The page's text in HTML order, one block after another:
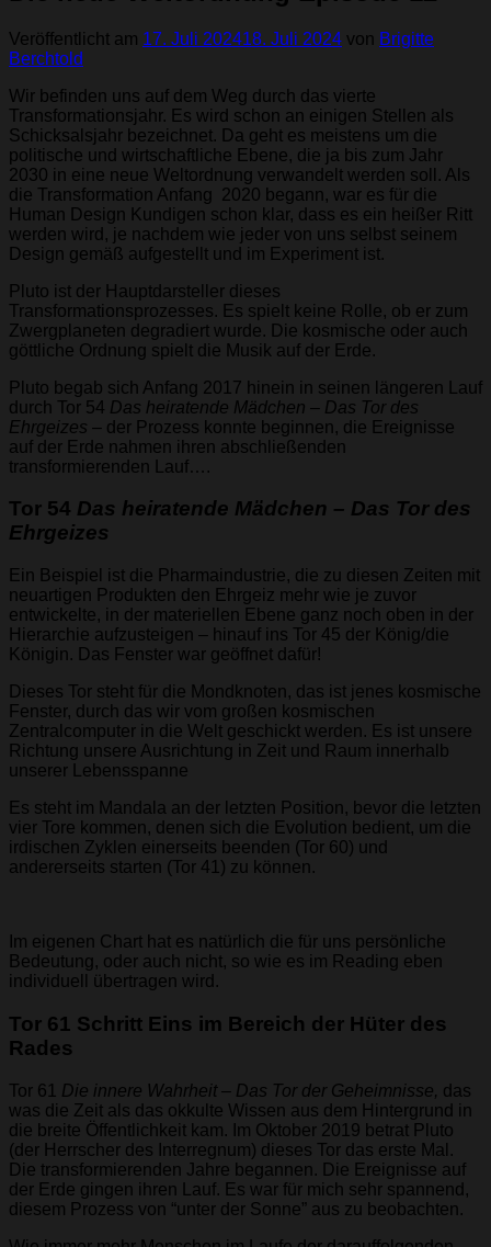
Veröffentlicht am 17. Juli 202418. Juli 2024 von Brigitte
Berchtold
Wir befinden uns auf dem Weg durch das vierte
Transformationsjahr. Es wird schon an einigen Stellen als
Schicksalsjahr bezeichnet. Da geht es meistens um die
politische und wirtschaftliche Ebene, die ja bis zum Jahr
2030 in eine neue Weltordnung verwandelt werden soll. Als
die Transformation Anfang 2020 begann, war es für die
Human Design Kundigen schon klar, dass es ein heißer Ritt
werden wird, je nachdem wie jeder von uns selbst seinem
Design gemäß aufgestellt und im Experiment ist.
Pluto ist der Hauptdarsteller dieses
Transformationsprozesses. Es spielt keine Rolle, ob er zum
Zwergplaneten degradiert wurde. Die kosmische oder auch
göttliche Ordnung spielt die Musik auf der Erde.
Pluto begab sich Anfang 2017 hinein in seinen längeren Lauf
durch Tor 54 Das heiratende Mädchen – Das Tor des
Ehrgeizes – der Prozess konnte beginnen, die Ereignisse
auf der Erde nahmen ihren abschließenden
transformierenden Lauf….
Tor 54 Das heiratende Mädchen – Das Tor des
Ehrgeizes
Ein Beispiel ist die Pharmaindustrie, die zu diesen Zeiten mit
neuartigen Produkten den Ehrgeiz mehr wie je zuvor
entwickelte, in der materiellen Ebene ganz noch oben in der
Hierarchie aufzusteigen – hinauf ins Tor 45 der König/die
Königin. Das Fenster war geöffnet dafür!
Dieses Tor steht für die Mondknoten, das ist jenes kosmische
Fenster, durch das wir vom großen kosmischen
Zentralcomputer in die Welt geschickt werden. Es ist unsere
Richtung unsere Ausrichtung in Zeit und Raum innerhalb
unserer Lebensspanne
Es steht im Mandala an der letzten Position, bevor die letzten
vier Tore kommen, denen sich die Evolution bedient, um die
irdischen Zyklen einerseits beenden (Tor 60) und
andererseits starten (Tor 41) zu können.
Im eigenen Chart hat es natürlich die für uns persönliche
Bedeutung, oder auch nicht, so wie es im Reading eben
individuell übertragen wird.
Tor 61 Schritt Eins im Bereich der Hüter des
Rades
Tor 61 Die innere Wahrheit – Das Tor der Geheimnisse, das
was die Zeit als das okkulte Wissen aus dem Hintergrund in
die breite Öffentlichkeit kam. Im Oktober 2019 betrat Pluto
(der Herrscher des Interregnum) dieses Tor das erste Mal.
Die transformierenden Jahre begannen. Die Ereignisse auf
der Erde gingen ihren Lauf. Es war für mich sehr spannend,
diesem Prozess von “unter der Sonne” aus zu beobachten.